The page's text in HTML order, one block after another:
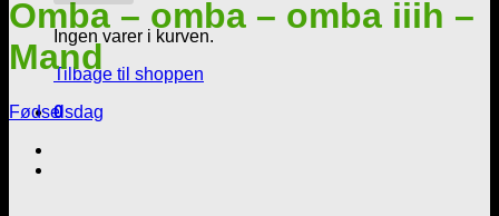
Ingen varer i kurven.
Tilbage til shoppen
0
Omba – omba – omba iiih –
Mand
Fødselsdag